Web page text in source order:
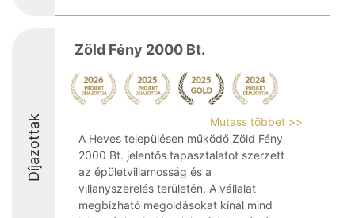
Díjazottak
Zöld Fény 2000 Bt.
Mutass többet >>
A Heves településen működő Zöld Fény
2000 Bt. jelentős tapasztalatot szerzett
az épületvillamosság és a
villanyszerelés területén. A vállalat
megbízható megoldásokat kínál mind